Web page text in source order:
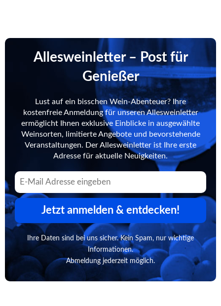
Allesweinletter – Post für
Genießer
Lust auf ein bisschen Wein-Abenteuer? Ihre
kostenfreie Anmeldung für unseren Allesweinletter
ermöglicht Ihnen exklusive Einblicke in ausgewählte
Weinsorten, limitierte Angebote und bevorstehende
Veranstaltungen. Der Allesweinletter ist Ihre erste
Adresse für aktuelle Neuigkeiten.
Jetzt anmelden & entdecken!
Ihre Daten sind bei uns sicher. Kein Spam, nur wichtige
Informationen.
Abmeldung jederzeit möglich.